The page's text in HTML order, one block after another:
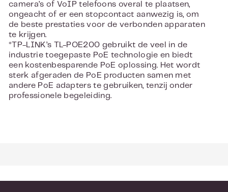
camera’s of VoIP telefoons overal te plaatsen,
ongeacht of er een stopcontact aanwezig is, om
de beste prestaties voor de verbonden apparaten
te krijgen.
*TP-LINK’s TL-POE200 gebruikt de veel in de
industrie toegepaste PoE technologie en biedt
een kostenbesparende PoE oplossing. Het wordt
sterk afgeraden de PoE producten samen met
andere PoE adapters te gebruiken, tenzij onder
professionele begeleiding.